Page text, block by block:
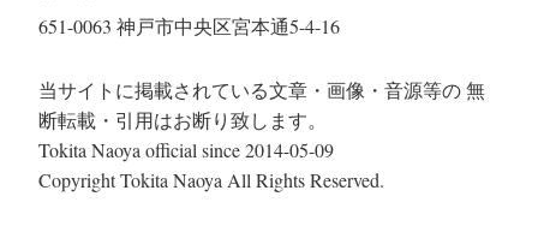
651-0063 神戸市中央区宮本通5-4-16
当サイトに掲載されている文章・画像・音源等の 無
断転載・引用はお断り致します。
Tokita Naoya official since 2014-05-09
Copyright Tokita Naoya All Rights Reserved.